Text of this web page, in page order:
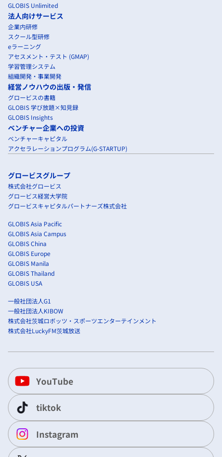
GLOBIS Unlimited
法人向けサービス
企業内研修
スクール型研修
eラーニング
アセスメント・テスト (GMAP)
学習管理システム
組織開発・事業開発
経営ノウハウの出版・発信
グロービスの書籍
GLOBIS 学び放題×知見録
GLOBIS Insights
ベンチャー企業への投資
ベンチャーキャピタル
アクセラレーションプログラム(G-STARTUP)
グロービスグループ
株式会社グロービス
グロービス経営大学院
グロービスキャピタルパートナーズ株式会社
GLOBIS Asia Pacific
GLOBIS Asia Campus
GLOBIS China
GLOBIS Europe
GLOBIS Manila
GLOBIS Thailand
GLOBIS USA
一般社団法人G1
一般社団法人KIBOW
株式会社茨城ロボッツ・スポーツエンターテインメント
株式会社LuckyFM茨城放送
YouTube
tiktok
Instagram